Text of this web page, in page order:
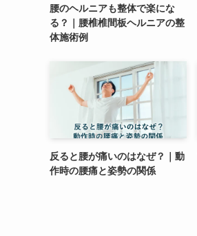
腰のヘルニアも整体で楽にな
る？｜腰椎椎間板ヘルニアの整
体施術例
反ると腰が痛いのはなぜ？｜動
作時の腰痛と姿勢の関係